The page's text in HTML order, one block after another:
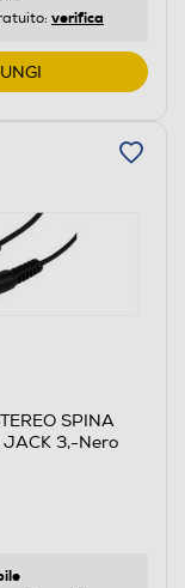
verifica
SPINA
3,-Nero